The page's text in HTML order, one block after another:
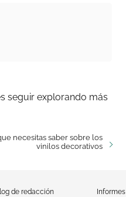
seguir explorando más
necesitas saber sobre los
vinilos decorativos
de redacción Informes